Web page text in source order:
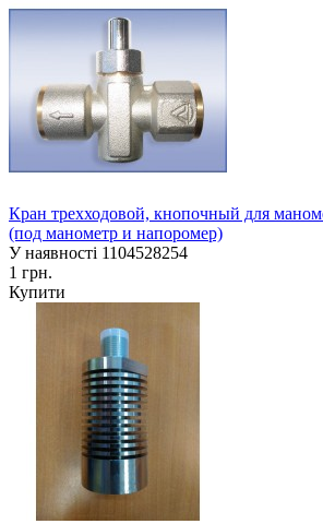
Кран трехходовой, кнопочный для
(под манометр и напоромер)
У наявності 1104528254
1 грн.
Купити